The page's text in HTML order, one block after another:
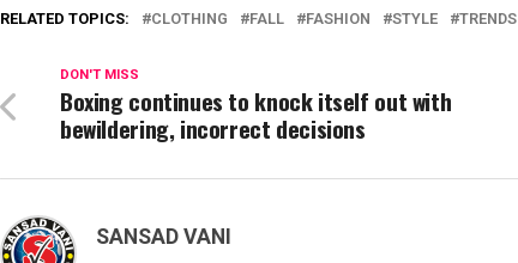
RELATED TOPICS: CLOTHING FALL FASHION STYLE TRENDS
DON'T MISS
Boxing continues to knock itself out with
bewildering, incorrect decisions
SANSAD VANI